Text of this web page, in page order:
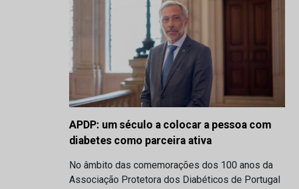
APDP: um século a colocar a pessoa com
diabetes como parceira ativa
No âmbito das comemorações dos 100 anos da
Associação Protetora dos Diabéticos de Portugal